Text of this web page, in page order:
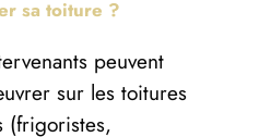
sa toiture ?
peuvent
sur les toitures
(frigoristes,